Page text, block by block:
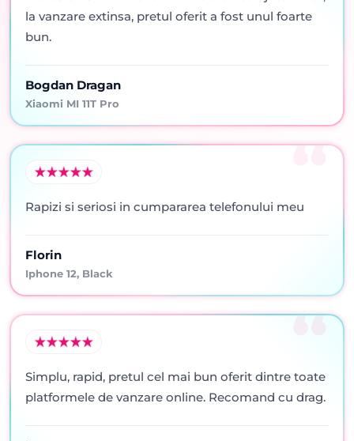
la vanzare extinsa, pretul oferit a fost unul foarte
bun.
Bogdan Dragan
Xiaomi MI 11T Pro
Rapizi si seriosi in cumpararea telefonului meu
Florin
Iphone 12, Black
Simplu, rapid, pretul cel mai bun oferit dintre toate
platformele de vanzare online. Recomand cu drag.